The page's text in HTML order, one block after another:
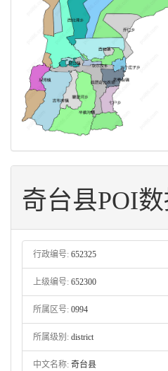
奇台县POI
行政编号: 652325
上级编号: 652300
所属区号: 0994
所属级别: district
中文名称: 奇台县